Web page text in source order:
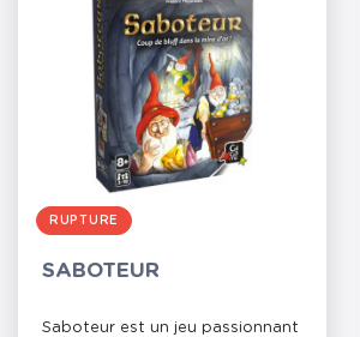
RUPTURE
SABOTEUR
Saboteur est un jeu passionnant